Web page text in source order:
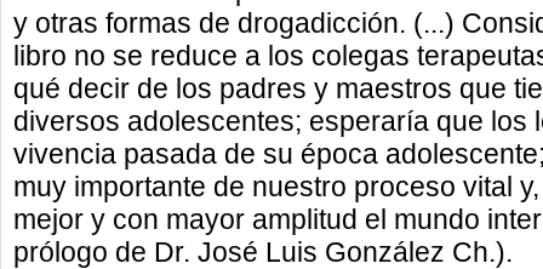
y otras formas de drogadicción. (...)
libro no se reduce a los colegas
qué decir de los padres y maestros que
diversos adolescentes; esperaría que los
vivencia pasada de su época
muy importante de nuestro proceso vital
mejor y con mayor amplitud el mundo
prólogo de Dr. José Luis González Ch.).